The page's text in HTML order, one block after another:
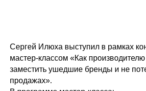
Сергей Илюха выступил в рамках
мастер-классом «Как производителю
заместить ушедшие бренды и не
продажах».